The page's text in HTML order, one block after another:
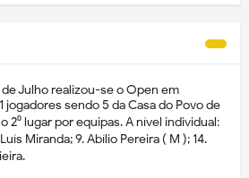
de Julho realizou-se o Open em
jogadores sendo 5 da Casa do Povo de
2⁰ lugar por equipas. A nível individual:
Miranda; 9. Abílio Pereira ( M ); 14.